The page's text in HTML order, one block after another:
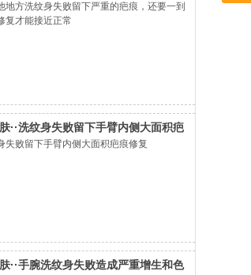
地方洗纹身失败留下严重的疤痕，还要一到
复才能接近正常
··洗纹身失败留下手臂内侧大面积疤
失败留下手臂内侧大面积疤痕修复
··手腕洗纹身失败造成严重增生和色